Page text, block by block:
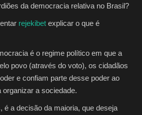
da democracia relativa no Brasil?
rejekibet explicar o que é
é o regime político em que a
povo (através do voto), os cidadãos
e confiam parte desse poder ao
a sociedade.
é a decisão da maioria, que deseja